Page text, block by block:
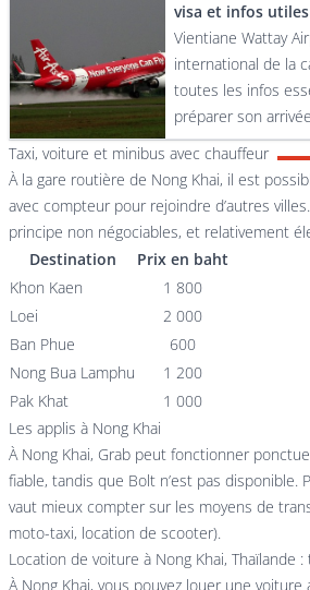
visa et infos utiles
Vientiane Wattay
international de la
toutes les infos
préparer son
Taxi, voiture et minibus avec chauffeur
À la gare routière de Nong Khai, il est
avec compteur pour rejoindre d’autres
principe non négociables, et relativement
Destination
Prix en baht
Khon Kaen
1 800
Loei
2 000
Ban Phue
600
Nong Bua Lamphu
1 200
Pak Khat
1 000
Les applis à Nong Khai
À Nong Khai, Grab peut fonctionner
fiable, tandis que Bolt n’est pas disponible.
vaut mieux compter sur les moyens de
moto-taxi, location de scooter).
Location de voiture à Nong Khai, Thaïlande
À Nong Khai, vous pouvez louer une voiture